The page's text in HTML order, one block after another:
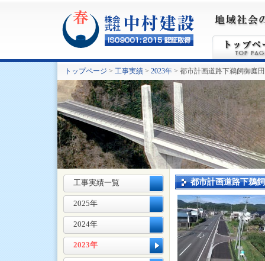
トップページ > 工事実績 > 2023年 > 都市計画道路下鵜飼御庭
工事実績一覧
2025年
2024年
2023年
都市計画道路下鵜